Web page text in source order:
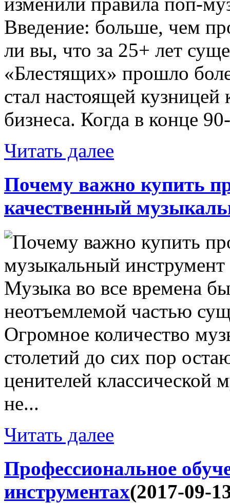
Введение: больше, чем
ли вы, что за 25+ лет
«Блестящих» прошло
стал настоящей
бизнеса. Когда в конце
Читать далее
Почему важно купить
качественный
Музыка во все времена
неотъемлемой частью
Огромное количество
столетий до сих пор
ценителей
не...
Читать далее
Профессиональное
инструментах(2017-09-